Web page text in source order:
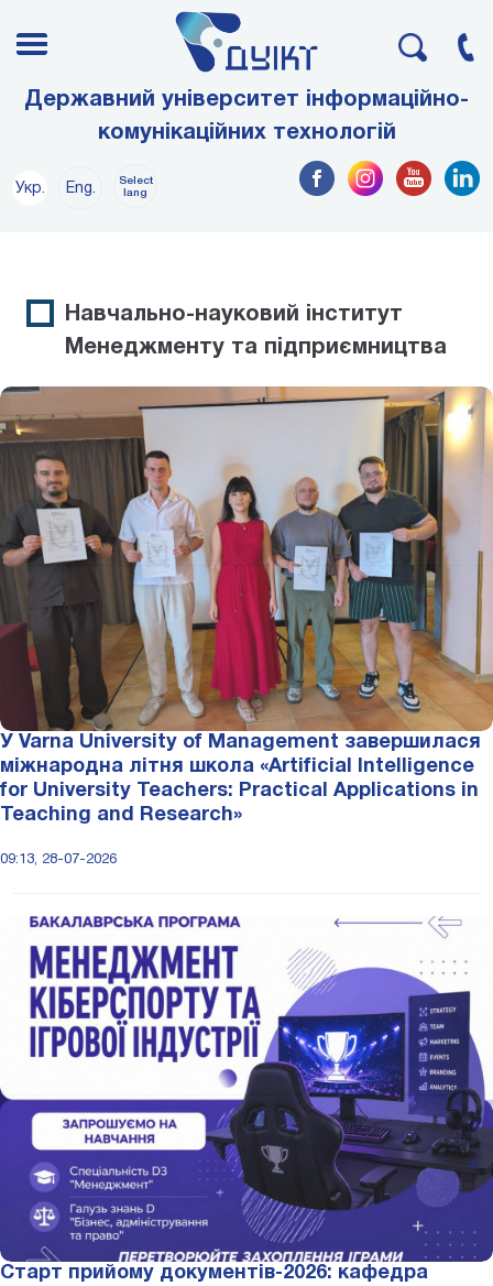
Державний університет інформаційно-
комунікаційних технологій
Укр. Eng.
Select
lang
Навчально-науковий інститут
Менеджменту та підприємництва
У Varna University of Management завершилася
міжнародна літня школа «Artificial Intelligence
for University Teachers: Practical Applications in
Teaching and Research»
09:13, 28-07-2026
Старт прийому документів-2026: кафедра